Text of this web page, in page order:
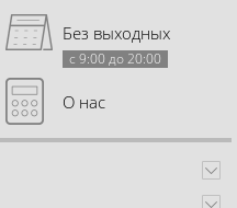
Без выходных
с 9:00 до 20:00
О нас